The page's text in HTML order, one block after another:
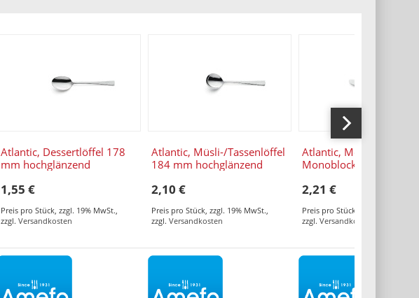
Atlantic, Dessertlöffel 178
mm hochglänzend
1,55 €
Preis pro Stück, zzgl. 19% MwSt.,
zzgl. Versandkosten
Atlantic, Müsli-/Tassenlöffel
184 mm hochglänzend
2,10 €
Preis pro Stück, zzgl. 19% MwSt.,
zzgl. Versandkosten
Atlantic, Menümesser
Monoblock 208 mm
2,21 €
Preis pro Stück
zzgl. Versandkosten